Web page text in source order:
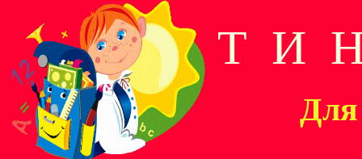
Т И
Для